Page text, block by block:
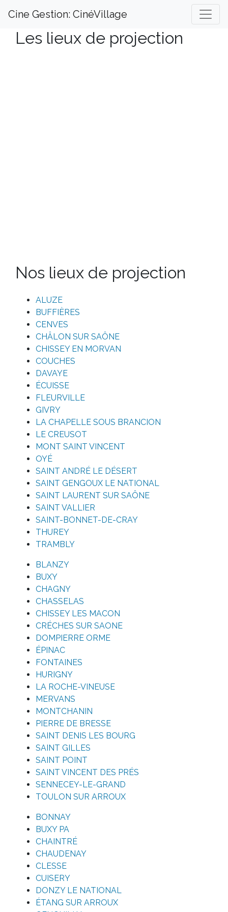
Cine Gestion: CinéVillage
Les lieux de projection
Nos lieux de projection
ALUZE
BUFFIÈRES
CENVES
CHÂLON SUR SAÔNE
CHISSEY EN MORVAN
COUCHES
DAVAYE
ÉCUISSE
FLEURVILLE
GIVRY
LA CHAPELLE SOUS BRANCION
LE CREUSOT
MONT SAINT VINCENT
OYÉ
SAINT ANDRÉ LE DÉSERT
SAINT GENGOUX LE NATIONAL
SAINT LAURENT SUR SAÔNE
SAINT VALLIER
SAINT-BONNET-DE-CRAY
THUREY
TRAMBLY
BLANZY
BUXY
CHAGNY
CHASSELAS
CHISSEY LES MACON
CRÉCHES SUR SAONE
DOMPIERRE ORME
ÉPINAC
FONTAINES
HURIGNY
LA ROCHE-VINEUSE
MERVANS
MONTCHANIN
PIERRE DE BRESSE
SAINT DENIS LES BOURG
SAINT GILLES
SAINT POINT
SAINT VINCENT DES PRÉS
SENNECEY-LE-GRAND
TOULON SUR ARROUX
BONNAY
BUXY PA
CHAINTRÉ
CHAUDENAY
CLESSE
CUISERY
DONZY LE NATIONAL
ÉTANG SUR ARROUX